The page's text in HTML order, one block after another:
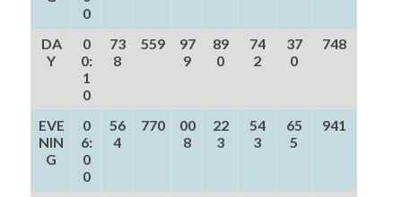
0
DA
Y
0
0:
1
0
73
8
559
97
9
89
0
74
2
37
0
748
EVE
NIN
G
0
6:
0
0
56
4
770
00
8
22
3
54
3
65
5
941